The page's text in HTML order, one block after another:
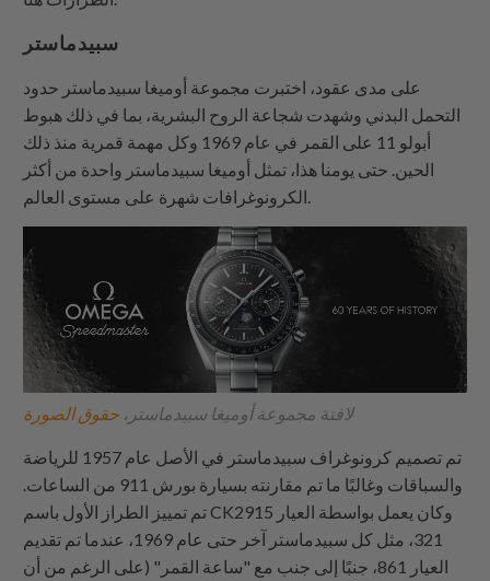
سبيدماستر
على مدى عقود، اختبرت مجموعة أوميغا سبيدماستر حدود
التحمل البدني وشهدت شجاعة الروح البشرية، بما في ذلك هبوط
أبولو 11 على القمر في عام 1969 وكل مهمة قمرية منذ ذلك
الحين. حتى يومنا هذا، تمثل أوميغا سبيدماستر واحدة من أكثر
لافتة مجموعة أوميغا سبيدماستر، حقوق الصورة
تم تصميم كرونوغراف سبيدماستر في الأصل عام 1957 للرياضة
والسباقات وغالبًا ما تم مقارنته بسيارة بورش 911 من الساعات.
تم تمييز الطراز الأول باسم CK2915 وكان يعمل بواسطة العيار
321، مثل كل سبيدماستر آخر حتى عام 1969، عندما تم تقديم
العيار 861، جنبًا إلى جنب مع "ساعة القمر" (على الرغم من أن